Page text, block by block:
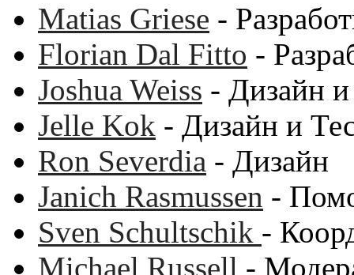
Matias Griese -
Florian Dal Fitto -
Joshua Weiss - Дизайн и
Jelle Kok - Дизайн и
Ron Severdia - Дизайн
Janich Rasmussen -
Sven Schultschik -
Michael Russell -